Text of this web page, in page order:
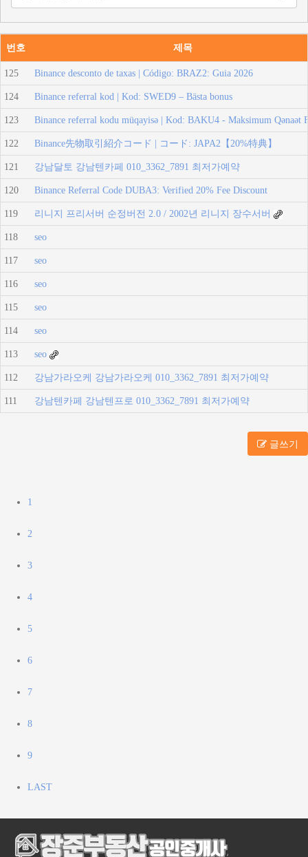
번호 제목
125 Binance desconto de taxas | Código: BRAZ2: Guia 2026
124 Binance referral kod | Kod: SWED9 – Bästa bonus
123 Binance referral kodu müqayisə | Kod: BAKU4 - Maksimum Qənaət
122 Binance先物取引紹介コード | コード: JAPA2【20%特典】
121 강남달토 강남텐카페 010_3362_7891 최저가예약
120 Binance Referral Code DUBA3: Verified 20% Fee Discount
119 리니지 프리서버 순정버전 2.0 / 2002년 리니지 장수서버
118 seo
117 seo
116 seo
115 seo
114 seo
113 seo
112 강남가라오케 강남가라오케 010_3362_7891 최저가예약
111 강남텐카페 강남텐프로 010_3362_7891 최저가예약
글쓰기
1
2
3
4
5
6
7
8
9
LAST